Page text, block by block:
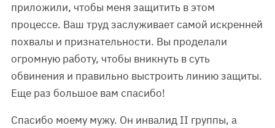
приложили, чтобы меня защитить в этом
процессе. Ваш труд заслуживает самой искренней
похвалы и признательности. Вы проделали
огромную работу, чтобы вникнуть в суть
обвинения и правильно выстроить линию защиты.
Еще раз большое вам спасибо!
Спасибо моему мужу. Он инвалид II группы, а